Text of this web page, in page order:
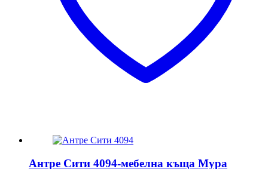
Антре Сити 4094-мебелна къща Мура